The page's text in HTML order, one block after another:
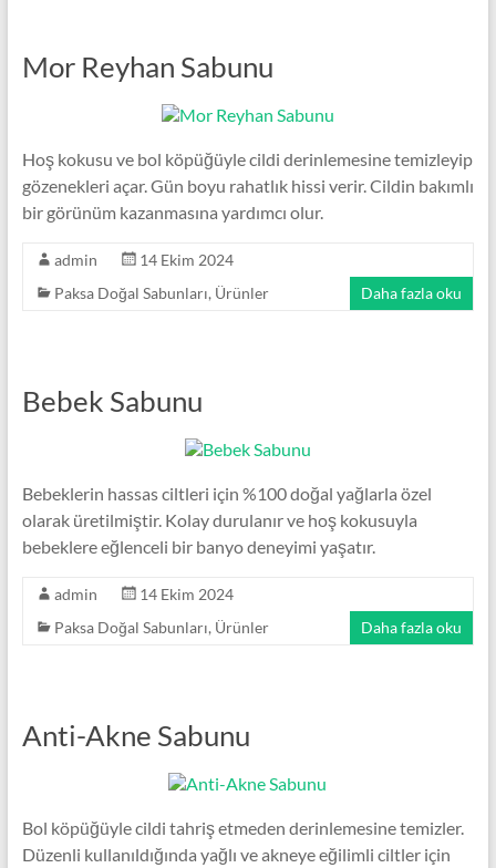
Mor Reyhan Sabunu
Hoş kokusu ve bol köpüğüyle cildi derinlemesine temizleyip
gözenekleri açar. Gün boyu rahatlık hissi verir. Cildin bakımlı
bir görünüm kazanmasına yardımcı olur.
admin
14 Ekim 2024
Paksa Doğal Sabunları, Ürünler Daha fazla oku
Bebek Sabunu
Bebeklerin hassas ciltleri için %100 doğal yağlarla özel
olarak üretilmiştir. Kolay durulanır ve hoş kokusuyla
bebeklere eğlenceli bir banyo deneyimi yaşatır.
admin
14 Ekim 2024
Paksa Doğal Sabunları, Ürünler Daha fazla oku
Anti-Akne Sabunu
Bol köpüğüyle cildi tahriş etmeden derinlemesine temizler.
Düzenli kullanıldığında yağlı ve akneye eğilimli ciltler için